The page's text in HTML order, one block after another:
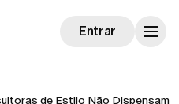
Entrar
de Estilo Não Dispensam